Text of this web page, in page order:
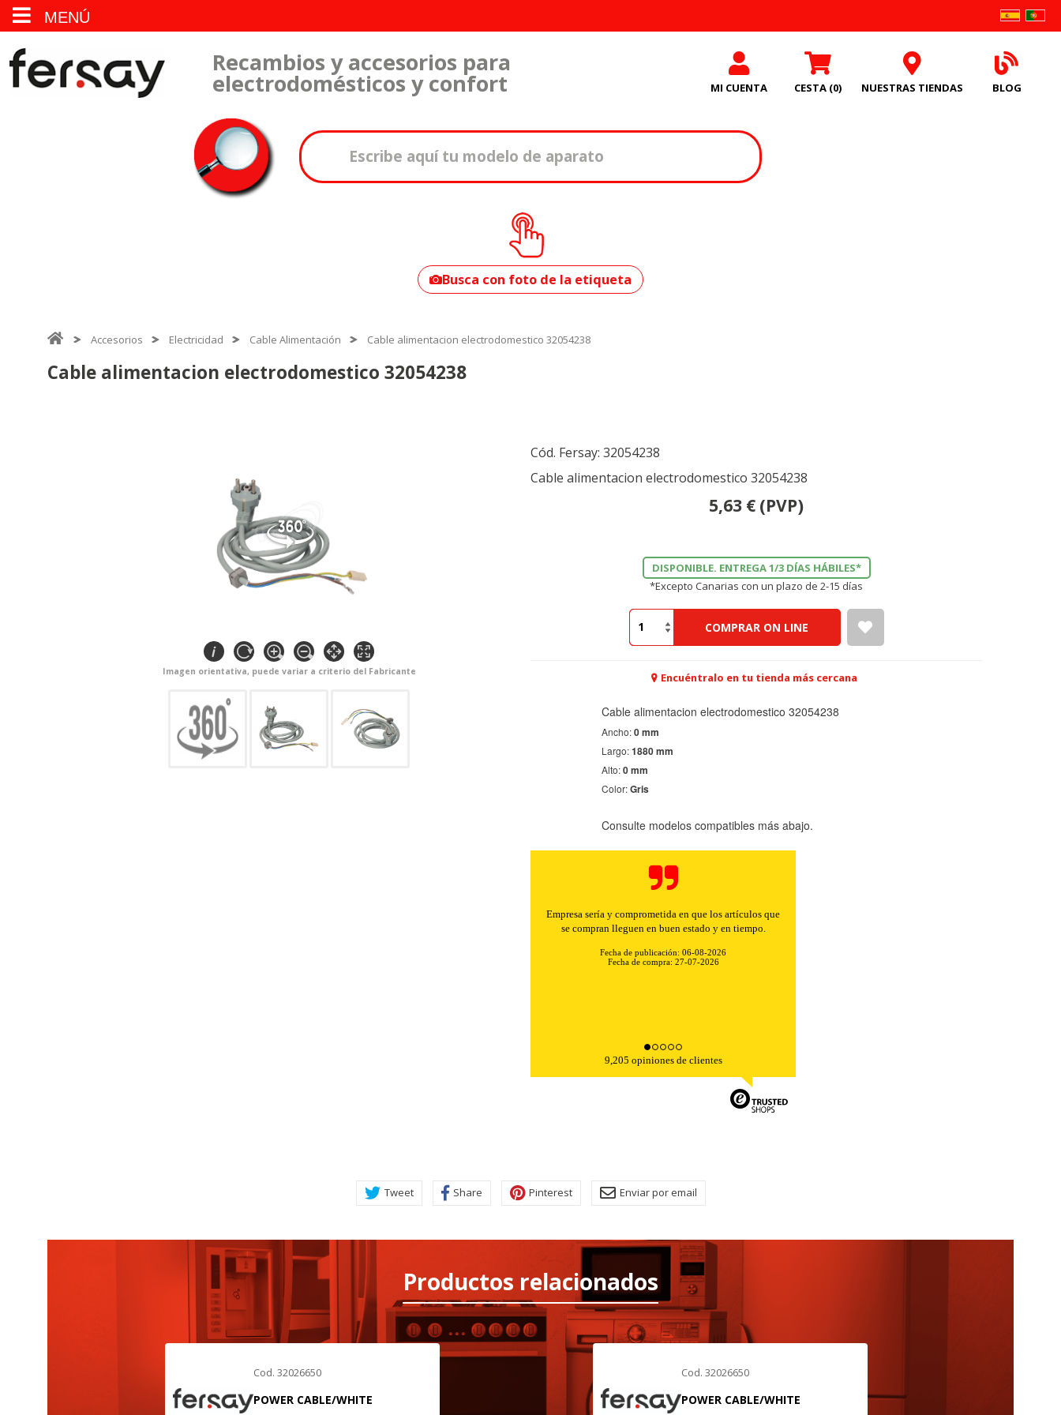
MENÚ
Recambios y accesorios para
electrodomésticos y confort MI CUENTA CESTA (0) NUESTRAS TIENDAS BLOG
tu modelo?
Busca con foto de la etiqueta
Accesorios Electricidad Cable Alimentación Cable alimentacion electrodomestico 32054238
Cable alimentacion electrodomestico 32054238
Imagen orientativa, puede variar a criterio del Fabricante
Cód. Fersay: 32054238
Cable alimentacion electrodomestico 32054238
5,63 € (PVP)
DISPONIBLE. ENTREGA 1/3 DÍAS HÁBILES*
*Excepto Canarias con un plazo de 2-15 días
COMPRAR ON LINE
Encuéntralo en tu tienda más cercana
Cable alimentacion electrodomestico 32054238
Ancho:0 mm
Largo:1880 mm
Alto:0 mm
Color:Gris
Consulte modelos compatibles más abajo.
Buenos precios y muy rápidos en el envío.
Fecha de compra: 30-07-2026
9,205 opiniones de clientes
Tweet Share Pinterest Enviar por email
Productos relacionados
Cod. 32026650
POWER CABLE/WHITE
Cod. 32026650
POWER CABLE/WHITE